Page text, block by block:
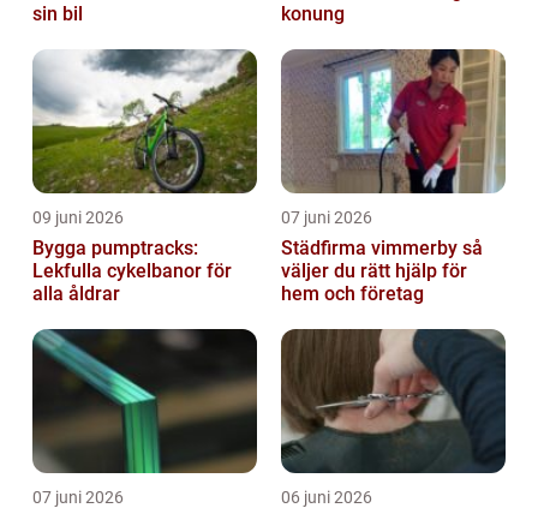
sin bil
konung
09 juni 2026
Bygga pumptracks:
Lekfulla cykelbanor för
alla åldrar
07 juni 2026
Städfirma vimmerby så
väljer du rätt hjälp för
hem och företag
07 juni 2026 06 juni 2026